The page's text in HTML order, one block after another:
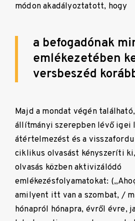
módon akadályoztatott, hogy
a befogadónak
emlékezetében
versbeszéd
Majd a mondat végén
állítmányi szerepben lévő igei
átértelmezést és a
ciklikus olvasást kényszeríti
olvasás közben aktivizálódó
emlékezésfolyamatokat:
amilyent itt van a szombat, /
hónapról hónapra, évről évre,